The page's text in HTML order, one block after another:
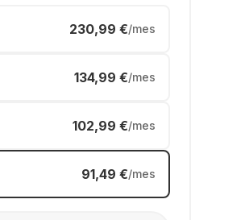
230,99 €/mes
134,99 €/mes
102,99 €/mes
91,49 €/mes